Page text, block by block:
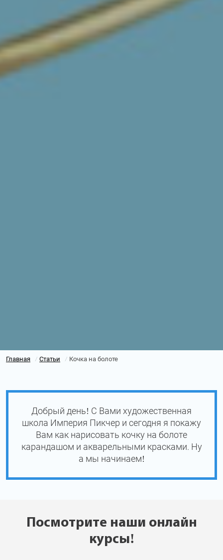
Главная / Статьи / Кочка на болоте
Добрый день! С Вами художественная
школа Империя Пикчер и сегодня я покажу
Вам как нарисовать кочку на болоте
карандашом и акварельными красками. Ну
а мы начинаем!
Посмотрите наши онлайн
курсы!